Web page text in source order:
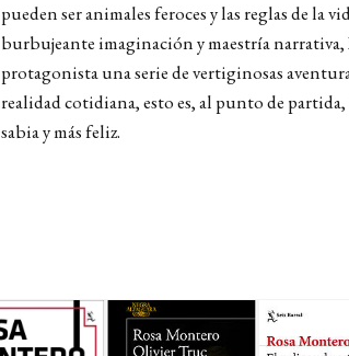
pueden ser animales feroces y las reglas de la
burbujeante imaginación y maestría
protagonista una serie de vertiginosas
realidad cotidiana, esto es, al punto de
sabia y más feliz.